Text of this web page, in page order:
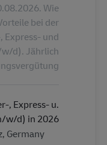
Wie
bei der
Express- und
d). Jährlich
, Express- u.
w/d) in 2026
الموقع
Germany